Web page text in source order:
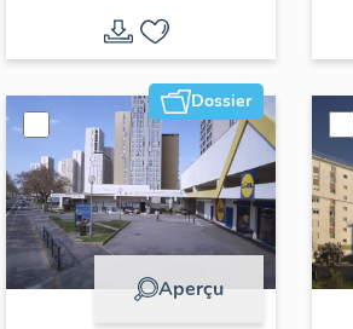
Dossier
Aperçu